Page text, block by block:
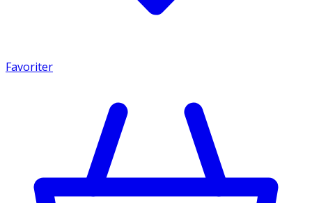
Favoriter